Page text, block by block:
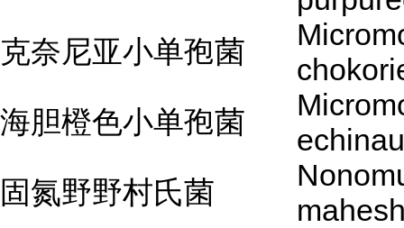
克奈尼亚小单孢菌
海胆橙色小单孢菌
固氮野野村氏菌